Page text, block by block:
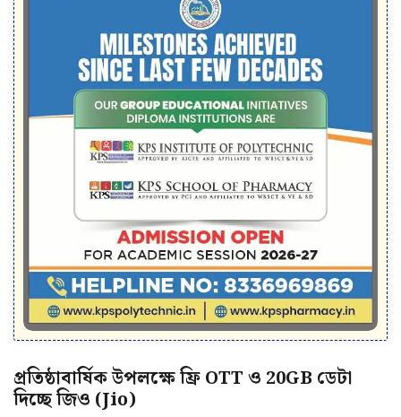
প্রতিষ্ঠাবার্ষিক উপলক্ষে ফ্রি OTT ও 20GB ডেটা
দিচ্ছে জিও (Jio)